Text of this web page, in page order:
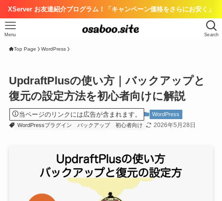
XServer お友達紹介プログラム！「キャンペーン価格をさらにお安く」
Search
Menu
Top Page WordPress
UpdraftPlusの使い方｜バックアップと
復元の設定方法を初心者向けに解説
当ページのリンクには広告が含まれます。
WordPress
WordPressプラグイン
バックアップ 初心者向け 2026年5月28日